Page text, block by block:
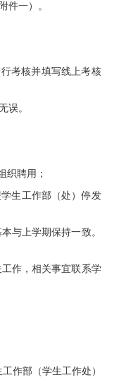
件一）。
考核并填写线上考核
误。
织聘用；
生工作部（处）停发
与上学期保持一致。
作，相关事宜联系学
工作部（学生工作处）